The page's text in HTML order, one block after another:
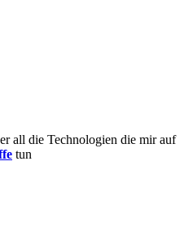
all die Technologien die mir auf
tun